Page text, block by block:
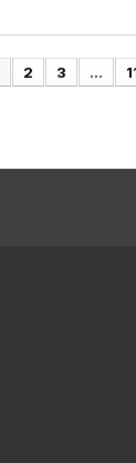
2 3 ...